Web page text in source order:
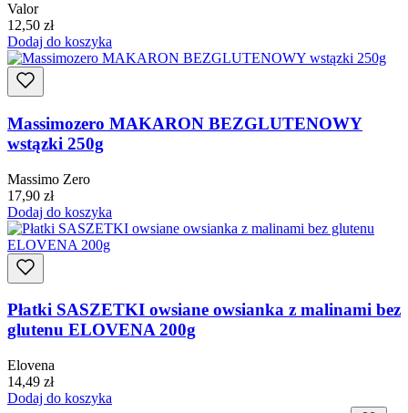
Valor
12,50 zł
Dodaj do koszyka
Massimozero MAKARON BEZGLUTENOWY
wstązki 250g
Massimo Zero
17,90 zł
Dodaj do koszyka
Płatki SASZETKI owsiane owsianka z malinami bez
glutenu ELOVENA 200g
Elovena
14,49 zł
Dodaj do koszyka